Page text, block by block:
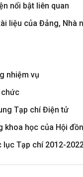
nổi bật liên quan
liệu của Đảng, Nhà
nhiệm vụ
chức
Tạp chí Điện tử
khoa học của Hội
lục Tạp chí 2012-